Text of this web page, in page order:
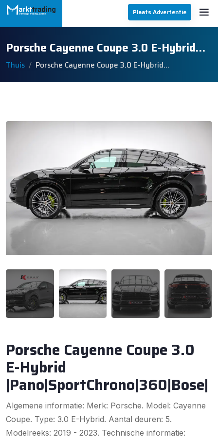
Plaats Advertentie
Porsche Cayenne Coupe 3.0 E-Hybrid…
Thuis Porsche Cayenne Coupe 3.0 E-Hybrid…
Porsche Cayenne Coupe 3.0
E-Hybrid
|Pano|SportChrono|360|Bose|
Algemene informatie: Merk: Porsche. Model: Cayenne
Coupe. Type: 3.0 E-Hybrid. Aantal deuren: 5.
Modelreeks: 2019 - 2023. Technische informatie: